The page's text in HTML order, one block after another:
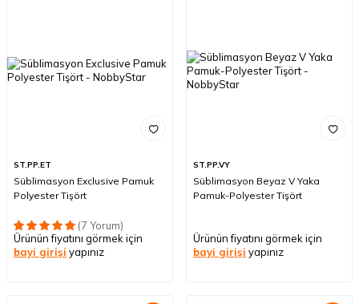
ST.PP.ET
Süblimasyon Exclusive Pamuk
Polyester Tişört
(7 Yorum)
Ürünün fiyatını görmek için
bayi girişi yapınız
ST.PP.VY
Süblimasyon Beyaz V Yaka
Pamuk-Polyester Tişört
Ürünün fiyatını görmek için
bayi girişi yapınız